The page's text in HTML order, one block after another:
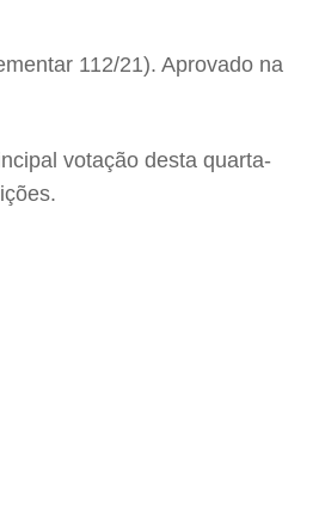
112/21). Aprovado na
votação desta quarta-